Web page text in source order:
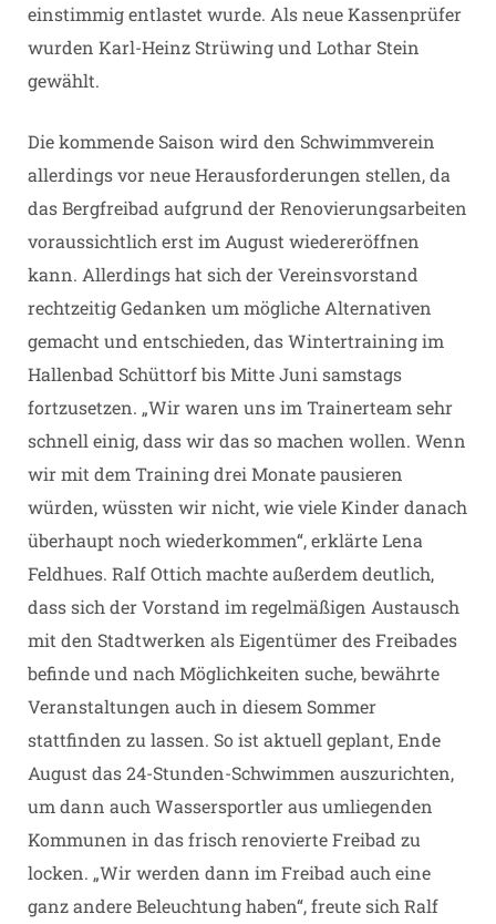
einstimmig entlastet wurde. Als neue Kassenprüfer
wurden Karl-Heinz Strüwing und Lothar Stein
gewählt.
Die kommende Saison wird den Schwimmverein
allerdings vor neue Herausforderungen stellen, da
das Bergfreibad aufgrund der Renovierungsarbeiten
voraussichtlich erst im August wiedereröffnen
kann. Allerdings hat sich der Vereinsvorstand
rechtzeitig Gedanken um mögliche Alternativen
gemacht und entschieden, das Wintertraining im
Hallenbad Schüttorf bis Mitte Juni samstags
fortzusetzen. „Wir waren uns im Trainerteam sehr
schnell einig, dass wir das so machen wollen. Wenn
wir mit dem Training drei Monate pausieren
würden, wüssten wir nicht, wie viele Kinder danach
überhaupt noch wiederkommen“, erklärte Lena
Feldhues. Ralf Ottich machte außerdem deutlich,
dass sich der Vorstand im regelmäßigen Austausch
mit den Stadtwerken als Eigentümer des Freibades
befinde und nach Möglichkeiten suche, bewährte
Veranstaltungen auch in diesem Sommer
stattfinden zu lassen. So ist aktuell geplant, Ende
August das 24-Stunden-Schwimmen auszurichten,
um dann auch Wassersportler aus umliegenden
Kommunen in das frisch renovierte Freibad zu
locken. „Wir werden dann im Freibad auch eine
ganz andere Beleuchtung haben“, freute sich Ralf